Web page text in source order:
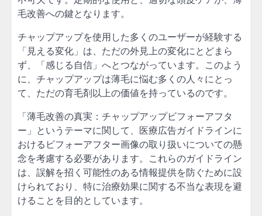
毛改善への鍵となります。
チャップアップを使用した多くのユーザーが経験する
「見える変化」は、ただの外見上の変化にとどまら
ず、「感じる自信」へとつながっています。このよう
に、チャップアップは薄毛に悩む多くの人々にとっ
て、ただの育毛剤以上の価値を持っているのです。
「薄毛改善の真実：チャップアップビフォーアフタ
ー」というテーマに関して、医療広告ガイドラインに
おけるビフォーアフター画像の取り扱いについての懸
念を考慮する必要があります。これらのガイドライン
は、誤解を招く可能性のある情報提供を防ぐために設
けられており、特に治療効果に関する不当な表現を避
けることを目的としています。